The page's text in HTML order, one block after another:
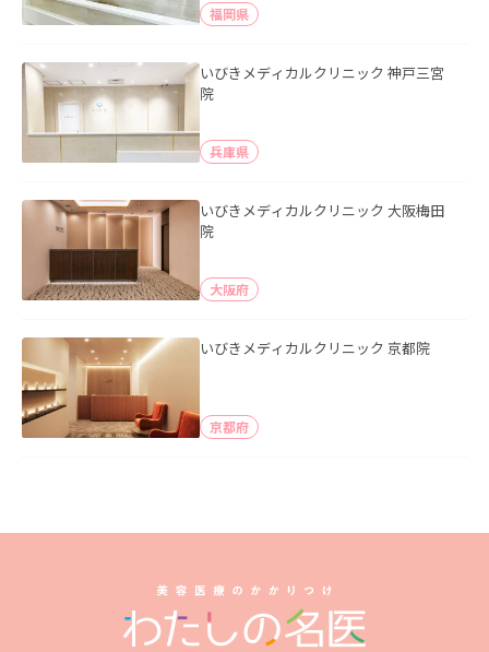
福岡県
いびきメディカルクリニック 神戸三宮
院
兵庫県
いびきメディカルクリニック 大阪梅田
院
大阪府
いびきメディカルクリニック 京都院
京都府